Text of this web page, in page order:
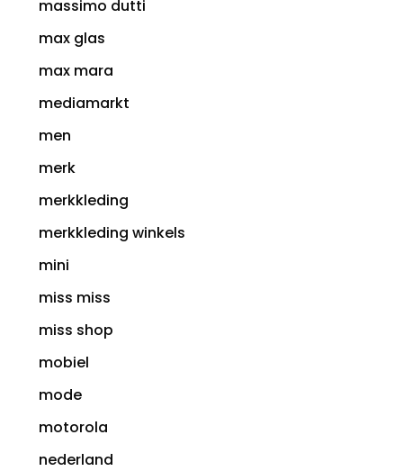
massimo dutti
max glas
max mara
mediamarkt
men
merk
merkkleding
merkkleding winkels
mini
miss miss
miss shop
mobiel
mode
motorola
nederland